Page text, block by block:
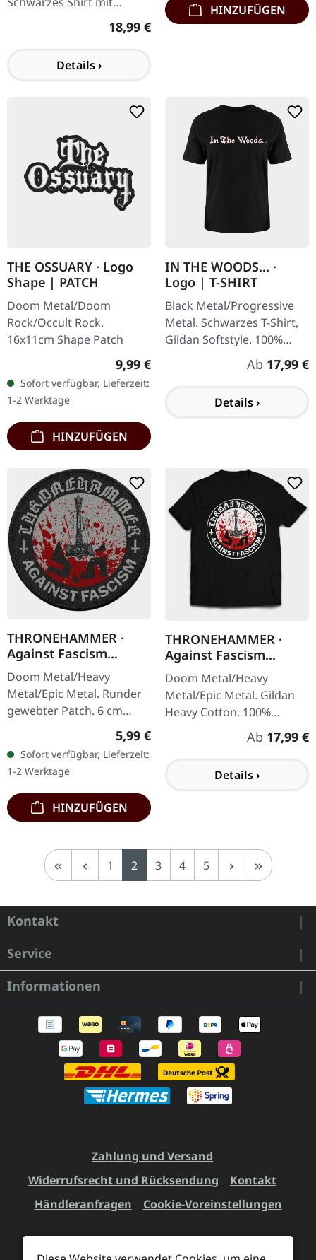
Blizzard Of Ozz Artwork
als Druck auf Vorderseite.
Osbourne 1980…
Regulärer Preis:
18,99 €
Details ›
HINZUFÜGEN
THE OSSUARY · Logo
Shape | PATCH
Doom Metal/Doom
Rock/Occult Rock.
16x11cm Shape Patch
Regulärer Preis:
9,99 €
Sofort verfügbar, Lieferzeit:
1-2 Werktage
HINZUFÜGEN
IN THE WOODS... ·
Logo | T-SHIRT
Black Metal/Progressive
Metal. Schwarzes T-Shirt,
Gildan Softstyle. 100%
Regulärer
Ab 17,99 €
Details ›
THRONEHAMMER ·
Against Fascism
(Reissued) | PATCH
Doom Metal/Heavy
Metal/Epic Metal. Runder
gewebter Patch. 6 cm
Regulärer Preis:
5,99 €
Sofort verfügbar, Lieferzeit:
1-2 Werktage
HINZUFÜGEN
THRONEHAMMER ·
Against Fascism
(Reissued) | T-SHIRT
Doom Metal/Heavy
Metal/Epic Metal. Gildan
Heavy Cotton. 100%
Baumwolle. Vorder- und
Rückseite bedruckt.
Regulärer
Ab 17,99 €
Details ›
Seite
1 Seite
2 Seite
3 Seite
4 Seite
5
Kontakt
Service
Informationen
Zahlung und Versand
Widerrufsrecht und Rücksendung
Kontakt
Händleranfragen
Cookie-Voreinstellungen